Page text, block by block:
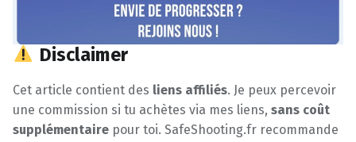
Disclaimer
Cet article contient des liens affiliés. Je peux percevoir
une commission si tu achètes via mes liens, sans coût
supplémentaire pour toi. SafeShooting.fr recommande